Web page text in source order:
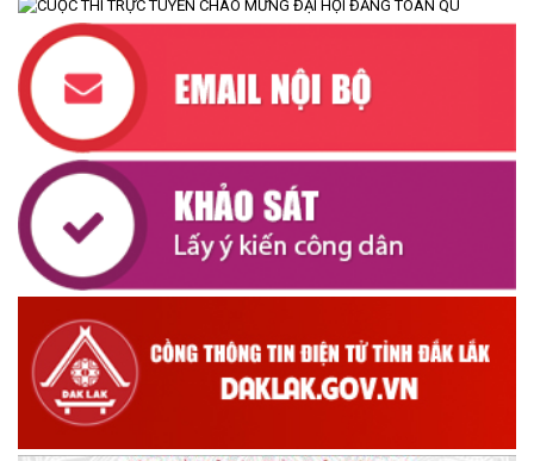
NÂNG CAO HIỆU QUẢ QUẢN LÝ TÍN DỤNG CHÍNH SÁCH XÃ HỘI
TRÊN ĐỊA BÀN XÃ CƯ M'TA
(07/07/2026)
UBND XÃ CƯ M’TA CÔNG KHAI DANH MỤC THỦ TỤC HÀNH
CHÍNH THỰC HIỆN MỘT PHẦN
(30/07/2026)
CÔNG KHAI DANH MỤC THỦ TỤC HÀNH CHÍNH THỰC HIỆN
TOÀN TRÌNH THUỘC THẨM QUYỀN GIẢI QUYẾT CỦA UBND XÃ
CƯ M’TA
(30/07/2026)
TẬP HUẤN NÂNG CAO KỸ NĂNG TƯ VẤN KHỞI SỰ KINH DOANH
VÀ ĐIỀU HÀNH HOẠT ĐỘNG NHÓM NĂM 2026